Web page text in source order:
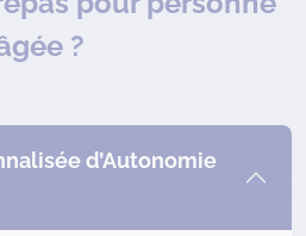
?
d’Autonomie